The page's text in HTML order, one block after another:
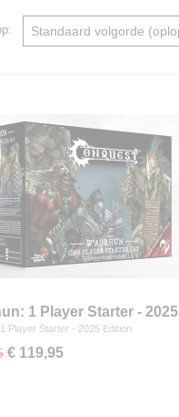
1 Player Starter - 2025
Player Starter - 2025 Edition
€ 119,95